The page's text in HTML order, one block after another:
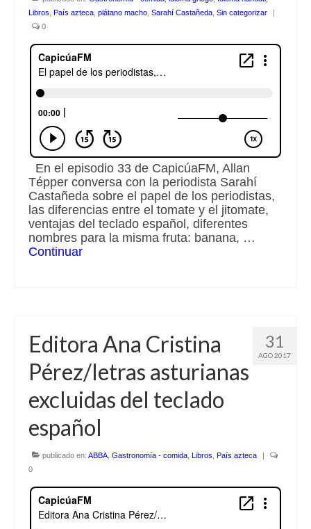
Escuchalibros.com
EditorialTecnoTur.com
Donaciones
Publicidad
Advertising
Libros País azteca plátano macho Sarahí Castañeda Sin categorizar
|
0
En el episodio 33 de CapicúaFM, Allan
Tépper conversa con la periodista Sarahí
Castañeda sobre el papel de los periodistas,
las diferencias entre el tomate y el jitomate,
ventajas del teclado español, diferentes
nombres para la misma fruta: banana, …
Continuar
31
AGO 2017
Editora Ana Cristina
Pérez/letras asturianas
excluidas del teclado
español
publicado en: ABBA Gastronomía - comida Libros País azteca
|
0